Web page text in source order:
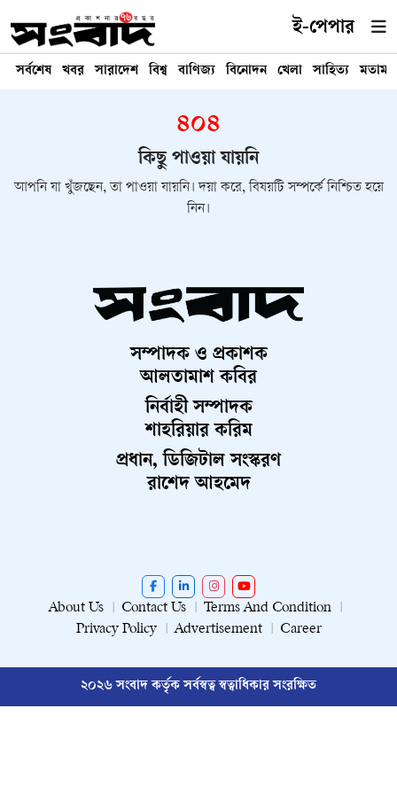
ই-পেপার
সর্বশেষ খবর সারাদেশ বিশ্ব বাণিজ্য বিনোদন খেলা সাহিত্য মতামত
৪০৪
কিছু পাওয়া যায়নি
আপনি যা খুঁজছেন, তা পাওয়া যায়নি। দয়া করে, বিষয়টি সম্পর্কে নিশ্চিত হয়ে
নিন।
সম্পাদক ও প্রকাশক
আলতামাশ কবির
নির্বাহী সম্পাদক
শাহরিয়ার করিম
প্রধান, ডিজিটাল সংস্করণ
রাশেদ আহমেদ
About Us Contact Us
Terms And Condition
Privacy Policy
Advertisement Career
২০২৬ সংবাদ কর্তৃক সর্বস্বত্ব স্বত্বাধিকার সংরক্ষিত